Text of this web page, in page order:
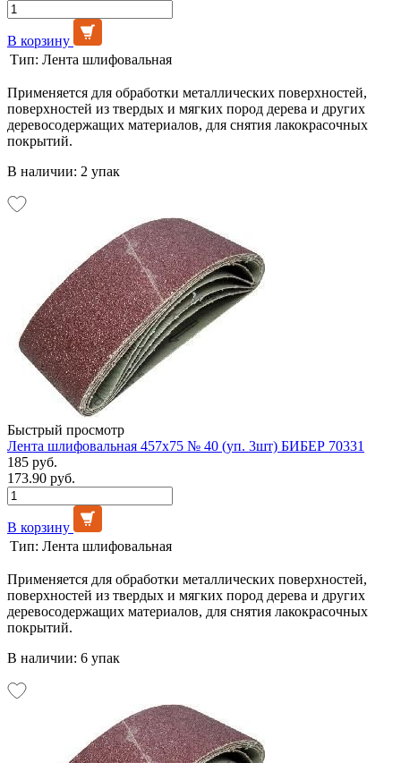
В корзину
Тип: Лента шлифовальная
Применяется для обработки металлических поверхностей,
поверхностей из твердых и мягких пород дерева и других
деревосодержащих материалов, для снятия лакокрасочных
покрытий.
В наличии: 2 упак
Быстрый просмотр
Лента шлифовальная 457х75 № 40 (уп. 3шт) БИБЕР 70331
185 руб.
173.90 руб.
В корзину
Тип: Лента шлифовальная
Применяется для обработки металлических поверхностей,
поверхностей из твердых и мягких пород дерева и других
деревосодержащих материалов, для снятия лакокрасочных
покрытий.
В наличии: 6 упак